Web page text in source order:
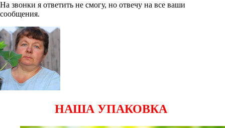
На звонки я ответить не смогу, но отвечу на все ваши
сообщения.
НАША УПАКОВКА